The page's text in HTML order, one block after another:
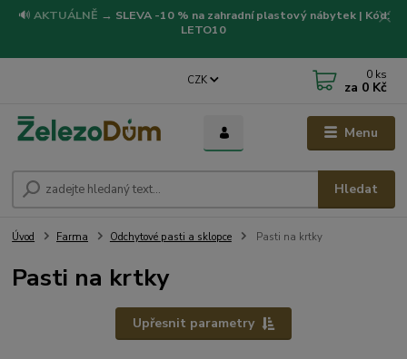
🔊 AKTUÁLNĚ → SLEVA -10 % na zahradní plastový nábytek | Kód:
LETO10
Menu
CZK
Hledat
0 ks
za 0 Kč
Úvod Farma Odchytové pasti a sklopce Pasti na krtky
Pasti na krtky
Upřesnit parametry